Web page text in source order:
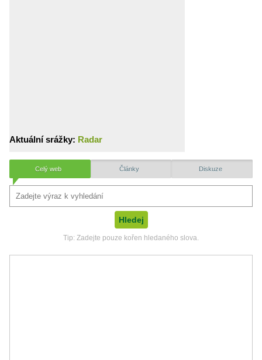
Aktuální srážky: Radar
Celý web Články Diskuze
Tip: Zadejte pouze kořen hledaného slova.